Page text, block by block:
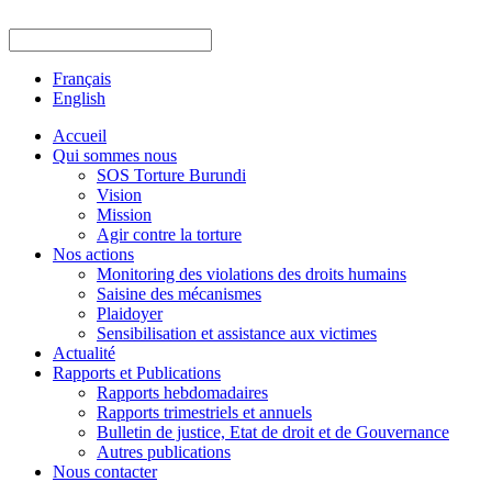
Français
English
Accueil
Qui sommes nous
SOS Torture Burundi
Vision
Mission
Agir contre la torture
Nos actions
Monitoring des violations des droits humains
Saisine des mécanismes
Plaidoyer
Sensibilisation et assistance aux victimes
Actualité
Rapports et Publications
Rapports hebdomadaires
Rapports trimestriels et annuels
Bulletin de justice, Etat de droit et de Gouvernance
Autres publications
Nous contacter